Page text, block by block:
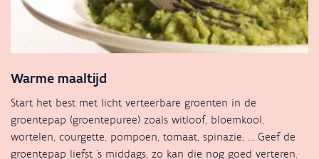
Warme maaltijd
Start het best met licht verteerbare groenten in de
groentepap (groentepuree) zoals witloof, bloemkool,
wortelen, courgette, pompoen, tomaat, spinazie, ... Geef de
groentepap liefst ’s middags, zo kan die nog goed verteren.